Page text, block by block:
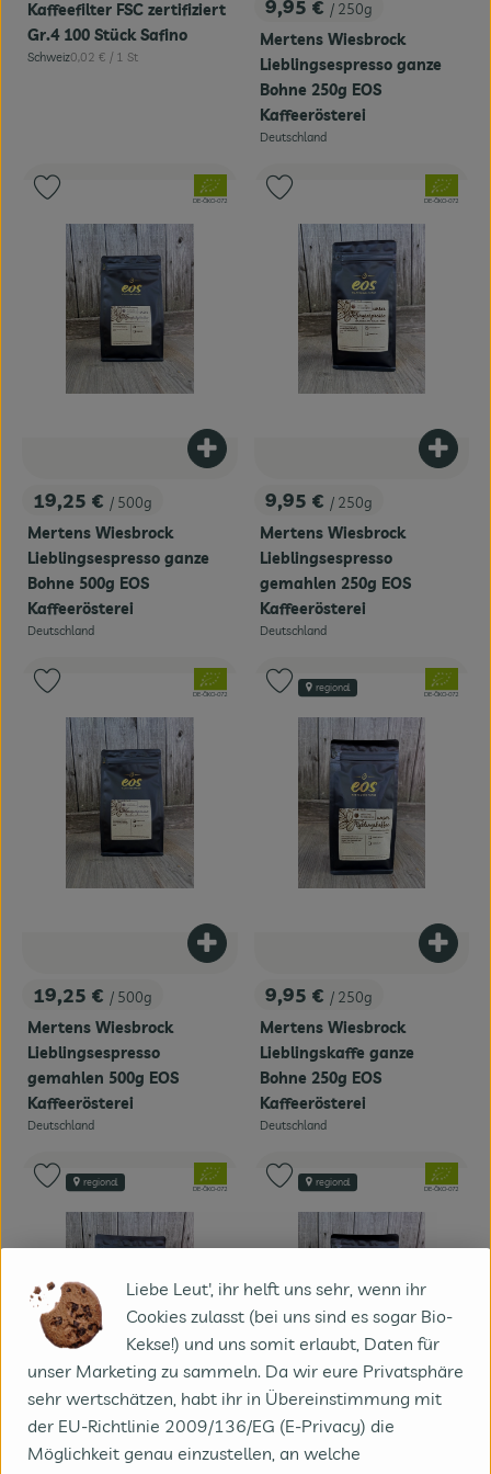
Kaffeefilter FSC zertifiziert
Gr.4 100 Stück Safino
, Herkunft:
Schweiz, Referenzpreis:
0,02 € / 1 St
, Preis:
9,95 € / 250g
Mertens Wiesbrock
Lieblingsespresso ganze
Bohne 250g EOS
Kaffeerösterei
, Herkunft:
Deutschland
, Preis:
19,25 € / 500g
Mertens Wiesbrock
Lieblingsespresso ganze
Bohne 500g EOS
Kaffeerösterei
, Herkunft:
Deutschland
Produkt zum Warenkorb hinzufügen
, Verband:
, Kontrollstelle:
DE-ÖKO-072
Produkt zu Favouriten hinzufügen
, Preis:
9,95 € / 250g
Mertens Wiesbrock
Lieblingsespresso
gemahlen 250g EOS
Kaffeerösterei
, Herkunft:
Deutschland
, Verband:
, Kontrollstelle:
DE-ÖKO-072
Produkt zu Favouriten hinzufügen
, Preis:
19,25 € / 500g
Mertens Wiesbrock
Lieblingsespresso
gemahlen 500g EOS
Kaffeerösterei
, Herkunft:
Deutschland
Produkt zum Warenkorb hinzufügen
, Verband:
, Kontrollstelle:
DE-ÖKO-072
Produkt zu Favouriten hinzufügen
, Preis:
9,95 € / 250g
Mertens Wiesbrock
Lieblingskaffe ganze
Bohne 250g EOS
Kaffeerösterei
, Herkunft:
Deutschland
, Verband:
, Kontrollstelle:
DE-ÖKO-072
regional
Produkt zu Favouriten hinzufügen
Produkt zum Warenkorb hinzufügen
, Verband:
, Kontrollstelle:
DE-ÖKO-072
regional
Produkt zu Favouriten hinzufügen
, Verband:
, Kontrollstelle:
DE-ÖKO-072
regional
Produkt zu Favouriten hinzufügen
Liebe Leut', ihr helft uns sehr, wenn ihr
Cookies zulasst (bei uns sind es sogar Bio-
Kekse!) und uns somit erlaubt, Daten für
unser Marketing zu sammeln. Da wir eure Privatsphäre
sehr wertschätzen, habt ihr in Übereinstimmung mit
der EU-Richtlinie 2009/136/EG (E-Privacy) die
Möglichkeit genau einzustellen, an welche